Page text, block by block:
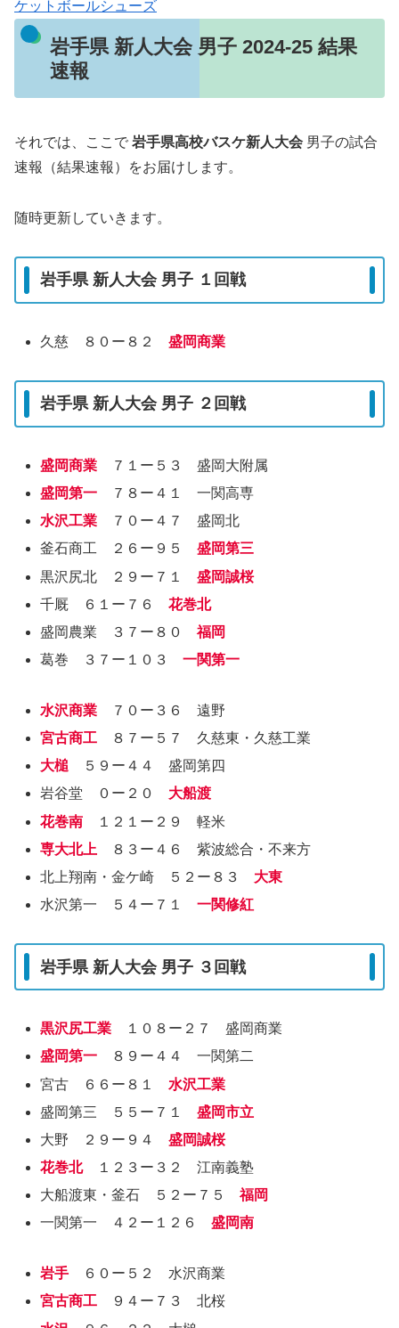
ケットボールシューズ
岩手県 新人大会 男子 2024-25 結果
速報
それでは、ここで 岩手県高校バスケ新人大会 男子の試合
速報（結果速報）をお届けします。
随時更新していきます。
岩手県 新人大会 男子 １回戦
久慈 ８０ー８２盛岡商業
岩手県 新人大会 男子 ２回戦
盛岡商業 ７１ー５３ 盛岡大附属
盛岡第一 ７８ー４１ 一関高専
水沢工業 ７０ー４７ 盛岡北
釜石商工 ２６ー９５盛岡第三
黒沢尻北 ２９ー７１盛岡誠桜
千厩 ６１ー７６花巻北
盛岡農業 ３７ー８０福岡
葛巻 ３７ー１０３一関第一
水沢商業 ７０ー３６ 遠野
宮古商工 ８７ー５７ 久慈東・久慈工業
大槌 ５９ー４４ 盛岡第四
岩谷堂 ０ー２０ 大船渡
花巻南 １２１ー２９ 軽米
専大北上 ８３ー４６ 紫波総合・不来方
北上翔南・金ケ崎 ５２ー８３ 大東
水沢第一 ５４ー７１一関修紅
岩手県 新人大会 男子 ３回戦
黒沢尻工業 １０８ー２７ 盛岡商業
盛岡第一
８９ー４４ 一関第二
宮古 ６６ー８１ 水沢工業
盛岡第三 ５５ー７１盛岡市立
大野 ２９ー９４盛岡誠桜
花巻北１２３ー３２ 江南義塾
大船渡東・釜石 ５２ー７５福岡
一関第一 ４２ー１２６盛岡南
岩手 ６０ー５２ 水沢商業
宮古商工 ９４ー７３ 北桜